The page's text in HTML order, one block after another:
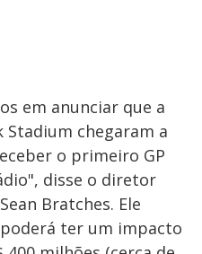
em anunciar que a
Stadium chegaram a
o primeiro GP
disse o diretor
Bratches. Ele
ter um impacto